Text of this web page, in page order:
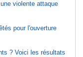
violente attaque
pour l'ouverture
? Voici les résultats